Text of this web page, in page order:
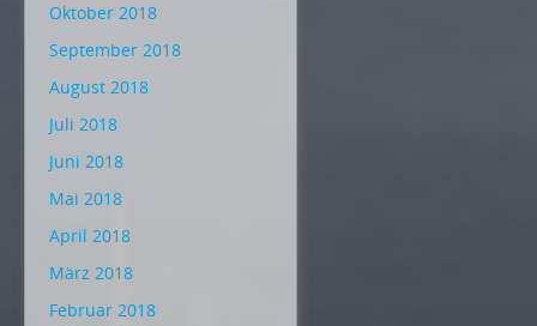
Oktober 2018
September 2018
August 2018
Juli 2018
Juni 2018
Mai 2018
April 2018
März 2018
Februar 2018